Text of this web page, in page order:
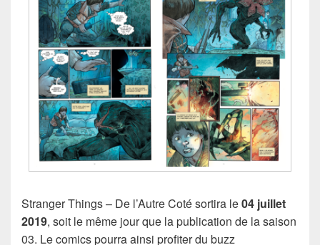
Stranger Things – De l’Autre Coté sortira le04 juillet
2019, soit le même jour que la publication de la saison
03. Le comics pourra ainsi profiter du buzz